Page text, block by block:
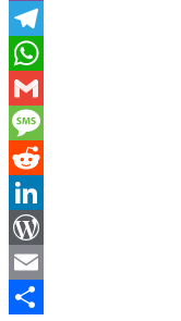
Viber
Telegram
WhatsApp
Gmail
Message
Reddit
LinkedIn
WordPress
Email